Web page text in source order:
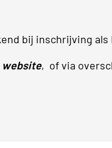
bij inschrijving als
website, of via